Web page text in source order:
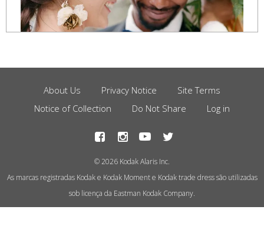
Footer
Menu
About Us Privacy Notice
Site Terms
Notice of Collection
Do Not Share Log in
© 2026 Kodak Alaris Inc.
As marcas registradas Kodak e Kodak Moment e Kodak trade dress são utilizadas
sob licença da Eastman Kodak Company.